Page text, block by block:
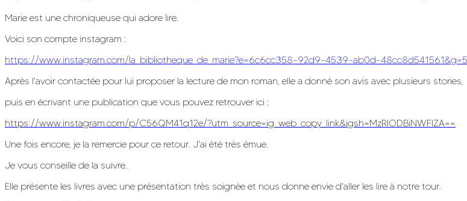
Marie est une chroniqueuse qui adore lire.
Voici son compte instagram :
https://www.instagram.com/la_bibliotheque_de_marie?e=6c6cc358-92d9-4539-ab0d-48cc8d541561&g=5
Après l'avoir contactée pour lui proposer la lecture de mon roman, elle a donné son avis avec plusieurs stories,
puis en écrivant une publication que vous pouvez retrouver ici :
https://www.instagram.com/p/C56QM41q12e/?utm_source=ig_web_copy_link&igsh=MzRlODBiNWFlZA==
Une fois encore, je la remercie pour ce retour. J'ai été très émue.
Je vous conseille de la suivre.
Elle présente les livres avec une présentation très soignée et nous donne envie d'aller les lire à notre tour.